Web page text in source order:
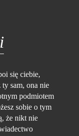
się ciebie,
sam, ona nie
podmiotem
sobie o tym
że nikt nie